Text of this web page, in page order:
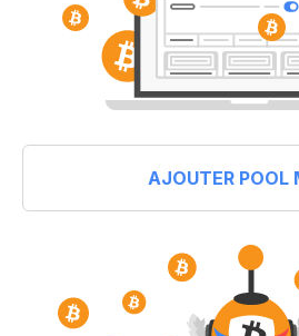
AJOUTER POOL